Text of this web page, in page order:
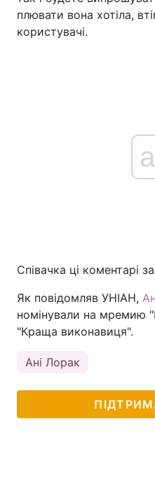
плювати вона хотіла,
користувачі.
Співачка ці коментарі
Як повідомляв УНІАН,
номінували на мремию
"Краща виконавиця".
Ані Лорак